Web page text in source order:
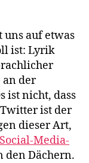
uns auf etwas
ist: Lyrik
an der
ist nicht, dass
ist der
dieser Art,
Social-Media-
den Dächern.